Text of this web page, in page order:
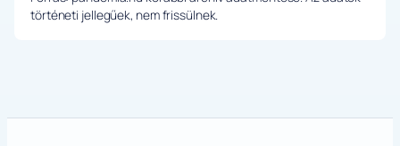
történeti jellegűek, nem frissülnek.